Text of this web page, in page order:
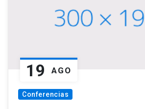
19 AGO
Conferencias